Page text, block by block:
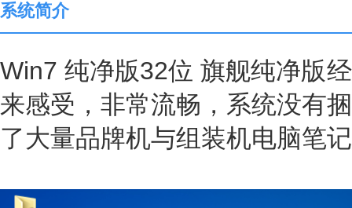
系统简介
Win7 纯净版32位 旗舰纯净版
来感受，非常流畅，系统没有
了大量品牌机与组装机电脑笔